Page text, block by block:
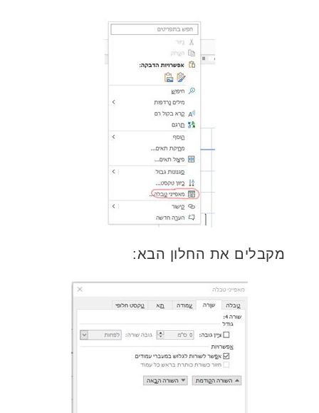
מקבלים את החלון הבא: